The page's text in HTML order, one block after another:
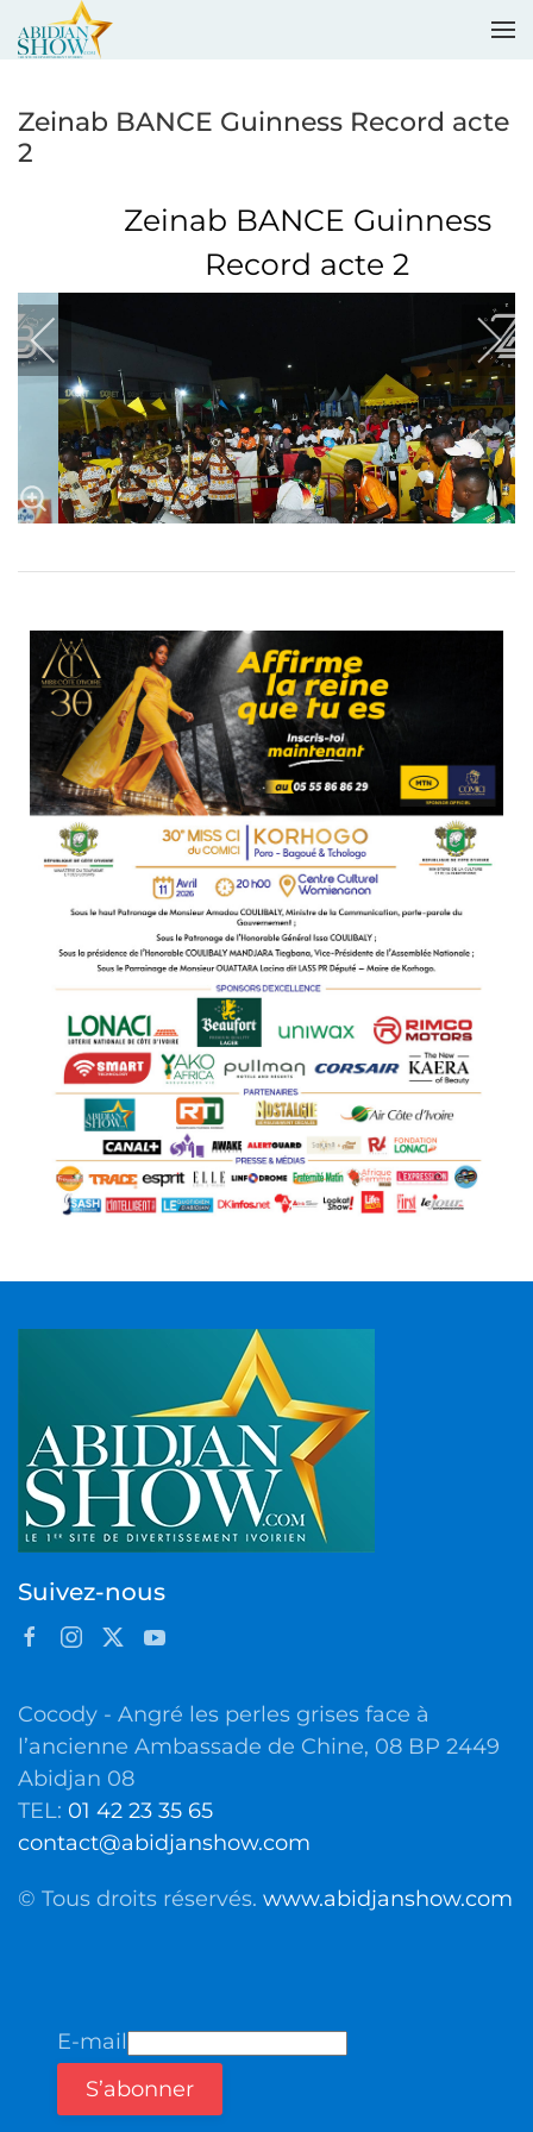
Zeinab BANCE Guinness Record acte
2
Zeinab BANCE Guinness
Record acte 2
Suivez-nous
Cocody - Angré les perles grises face à
l’ancienne Ambassade de Chine, 08 BP 2449
Abidjan 08
TEL: 01 42 23 35 65
contact@abidjanshow.com
© Tous droits réservés. www.abidjanshow.com
E-mail
S’abonner